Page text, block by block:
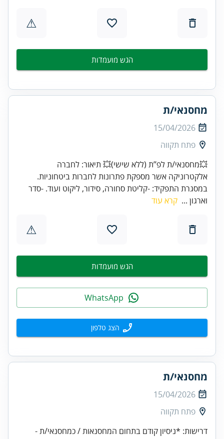
⚠
הגש מועמדות
מחסנאי/ת
15/04/2026
פתח תקווה
💥מחסנאי/ת לפ’’ת (ללא שישי)💥 תיאור: לחברה
אלקטרוניקה אשר מספקת פתרונות לחברות ביטחוניות.
במסגרת התפקיד: -קליטת סחורה, סידור, ליקוט ועוד. -סדר
וארגון ... קרא עוד
⚠
הגש מועמדות
הצג טלפון
מחסנאי/ת
15/04/2026
פתח תקווה
דרישות: *ניסיון קודם בתחום המחסנאות / כמחסנאי/ת -